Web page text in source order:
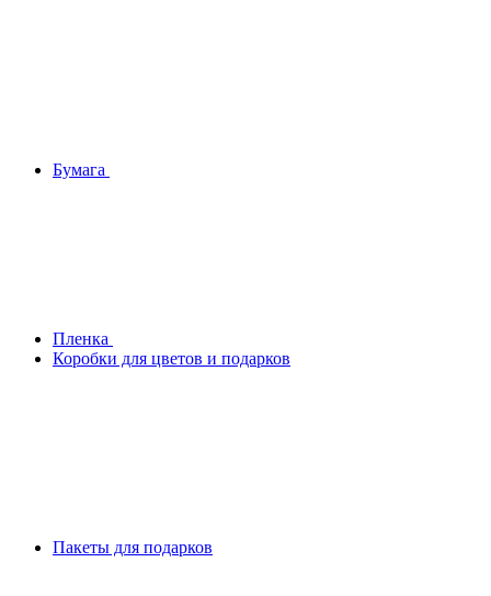
Бумага
Плeнка
Коробки для цветов и подарков
Пакеты для подарков